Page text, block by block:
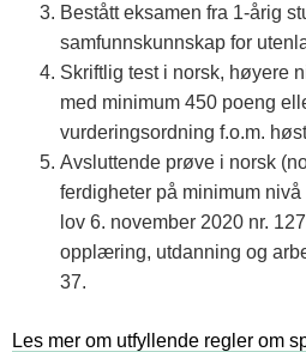
Bestått eksamen fra 1-årig
samfunnskunnskap for
Skriftlig test i norsk, høyere
med minimum 450 poeng
vurderingsordning f.o.m.
Avsluttende prøve i norsk
ferdigheter på minimum
lov 6. november 2020 nr.
opplæring, utdanning og
37.
Les mer om utfyllende regler om